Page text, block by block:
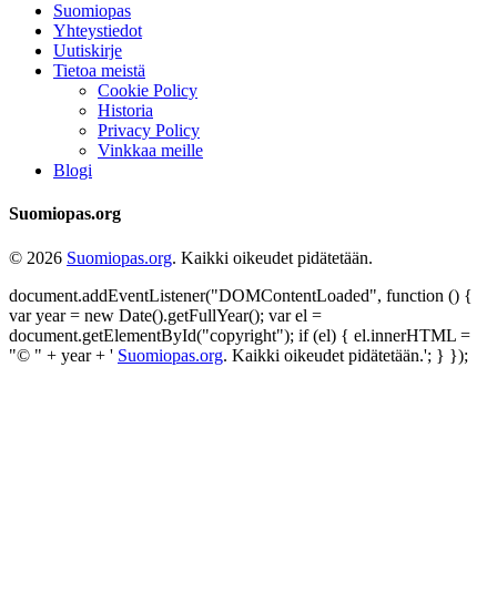
Suomiopas
Yhteystiedot
Uutiskirje
Tietoa meistä
Cookie Policy
Historia
Privacy Policy
Vinkkaa meille
Blogi
Suomiopas.org
© 2026 Suomiopas.org. Kaikki oikeudet pidätetään.
document.addEventListener("DOMContentLoaded", function () {
var year = new Date().getFullYear(); var el =
document.getElementById("copyright"); if (el) { el.innerHTML =
"© " + year + ' Suomiopas.org. Kaikki oikeudet pidätetään.'; } });